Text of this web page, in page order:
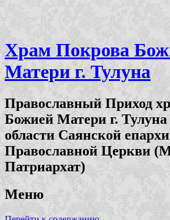
Храм Покрова
Матери г. Тулуна
Православный Приход
Божией Матери г.
области Саянской
Православной Церкви
Патриархат)
Меню